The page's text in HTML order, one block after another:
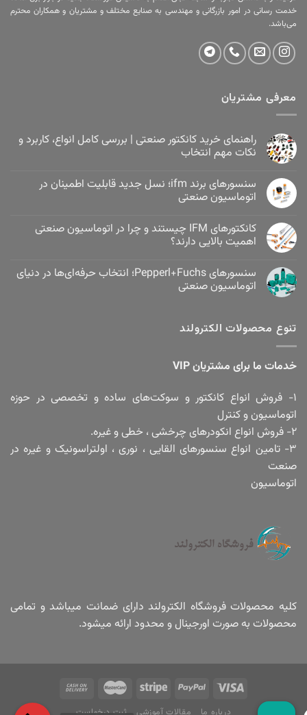
خدمت رسانی در امور بازرگانی و مهندسی به صنایع مختلف و مشتریان و همکاران محترم
می‌باشد.
معرفی مشتریان
راهنمای خرید کانکتور صنعتی | بررسی کامل انواع، کاربرد و
نکات مهم انتخاب
سنسورهای برند ifm؛ نسل جدید قابلیت اطمینان در
اتوماسیون صنعتی
کانکتورهای IFM چیستند و چرا در اتوماسیون صنعتی
اهمیت بالایی دارند؟
سنسورهای Pepperl+Fuchs؛ انتخاب حرفه‌ای‌ها در دنیای
اتوماسیون صنعتی
تنوع محصولات الکترولند
خدمات ما برای مشتریان VIP
۱- فروش انواع کانکتور و سوکت‌های ساده و تخصصی در حوزه
اتوماسیون و کنترل
۲- فروش انواع انکودرهای چرخشی ، خطی و غیره.
۳- تامین انواع سنسورهای القایی ، نوری ، اولتراسونیک و غیره در
صنعت
اتوماسیون
کلیه محصولات فروشگاه الکترولند دارای ضمانت میباشد و تمامی
محصولات به صورت اورجینال و محدود ارائه میشود.